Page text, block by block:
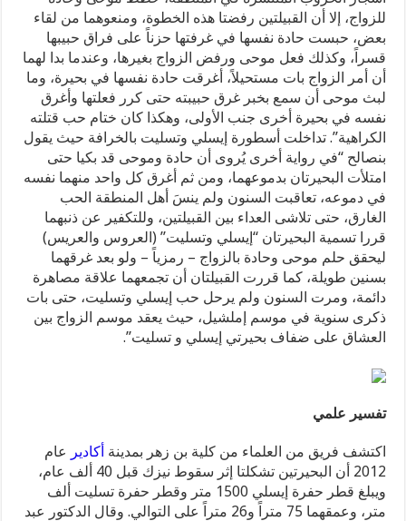
للزواج، إلا أن القبيلتين رفضتا هذه الخطوة، ومنعوهما من لقاء
بعض، حبست حادة نفسها في غرفتها حزناً على فراق حبيبها
قسراً، وكذلك فعل موحى ورفض الزواج بغيرها، وعندما بدا لهما
أن أمر الزواج بات مستحيلاً، أغرقت حادة نفسها في بحيرة، وما
لبث موحى أن سمع بخبر غرق حبيبته حتى كرر فعلتها وأغرق
نفسه في بحيرة أخرى جنب الأولى، وهكذا كان ختام حب قتلته
الكراهية”. تداخلت أسطورة إيسلي وتسليت بالخرافة حيث يقول
بنصالح “في رواية أخرى يُروى أن حادة وموحى قد بكيا حتى
امتلأت البحيرتان بدموعهما، ومن ثم أغرق كل واحد منهما نفسه
في دموعه، تعاقبت السنون ولم ينسَ أهل المنطقة الحب
الغارق، حتى تلاشى العداء بين القبيلتين، وللتكفير عن ذنبهما
قررا تسمية البحيرتان “إيسلي وتسليت” (العروس والعريس)
ليحقق حلم موحى وحادة بالزواج – رمزياً – ولو بعد غرقهما
بسنين طويلة، كما قررت القبيلتان أن تجمعهما علاقة مصاهرة
دائمة، ومرت السنون ولم يرحل حب إيسلي وتسليت، حتى بات
ذكرى سنوية في موسم إملشيل، حيث يعقد موسم الزواج بين
العشاق على ضفاف بحيرتي إيسلي و تسليت”.
تفسير علمي
اكتشف فريق من العلماء من كلية بن زهر بمدينة أكادير عام
2012 أن البحيرتين تشكلتا إثر سقوط نيزك قبل 40 ألف عام،
ويبلغ قطر حفرة إيسلي 1500 متر وقطر حفرة تسليت ألف
متر، وعمقهما 75 متراً و26 متراً على التوالي. وقال الدكتور عبد